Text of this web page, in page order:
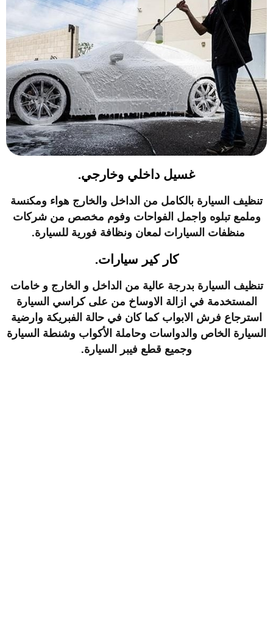
غسيل داخلي وخارجي.
تنظيف السيارة بالكامل من الداخل والخارج هواء ومكنسة
وملمع تبلوه واجمل الفواحات وفوم مخصص من شركات
منظفات السيارات لمعان ونظافة فورية للسيارة.
كار كير سيارات.
تنظيف السيارة بدرجة عالية من الداخل و الخارج و خامات
المستخدمة في ازالة الاوساخ من على كراسي السيارة
استرجاع فرش الابواب كما كان في حالة الفبريكة وارضية
السيارة الخاص والدواسات وحاملة الأكواب وشنطة السيارة
وجميع قطع فيبر السيارة.